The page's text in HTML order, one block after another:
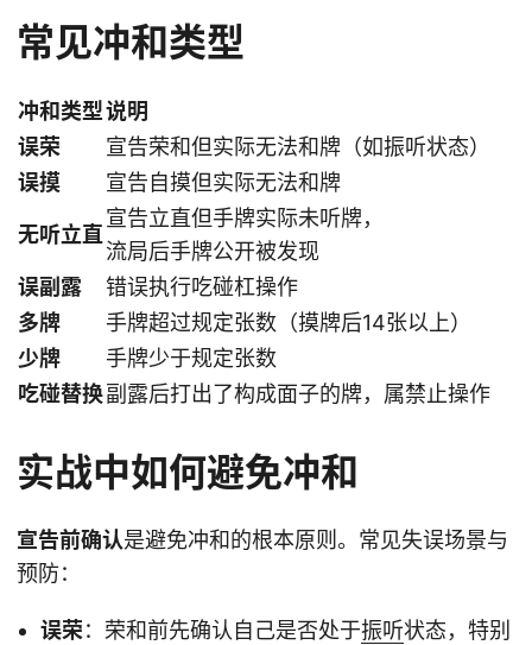
常见冲和类型
冲和类型说明
误荣
宣告荣和但实际无法和牌（如振听状态）
误摸
宣告自摸但实际无法和牌
无听立直
宣告立直但手牌实际未听牌，
流局后手牌公开被发现
误副露
错误执行吃碰杠操作
多牌
手牌超过规定张数（摸牌后14张以上）
少牌
手牌少于规定张数
吃碰替换副露后打出了构成面子的牌，属禁止操作
实战中如何避免冲和
宣告前确认是避免冲和的根本原则。常见失误场景与
预防：
误荣：荣和前先确认自己是否处于振听状态，特别